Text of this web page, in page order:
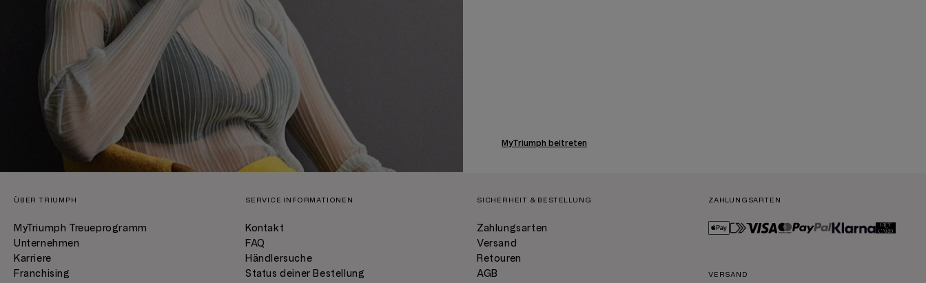
MyTriumph beitreten
ÜBER TRIUMPH
MyTriumph Treueprogramm
Unternehmen
Karriere
Franchising
SERVICE INFORMATIONEN
Kontakt
FAQ
Händlersuche
Status deiner Bestellung
SICHERHEIT & BESTELLUNG
Zahlungsarten
Versand
Retouren
AGB
ZAHLUNGSARTEN
VERSAND